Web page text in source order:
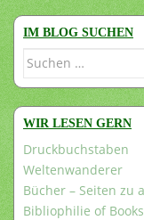
IM BLOG SUCHEN
Suchen
WIR LESEN GERN
Druckbuchstaben
Weltenwanderer
Bücher – Seiten zu
Bibliophilie of Books